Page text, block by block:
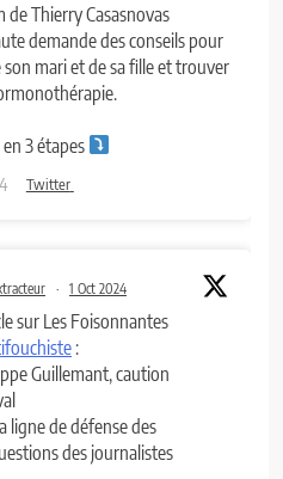
de Thierry Casasnovas
demande des conseils pour
son mari et de sa fille et trouver
3 étapes
Twitter
· 1 Oct 2024
sur Les Foisonnantes
:
Guillemant, caution
ligne de défense des
des journalistes